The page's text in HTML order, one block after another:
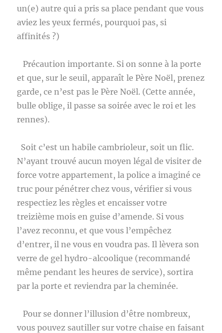
un(e) autre qui a pris sa place pendant que vous
aviez les yeux fermés, pourquoi pas, si
affinités ?)
Précaution importante. Si on sonne à la porte
et que, sur le seuil, apparaît le Père Noël, prenez
garde, ce n’est pas le Père Noël. (Cette année,
bulle oblige, il passe sa soirée avec le roi et les
rennes).
Soit c’est un habile cambrioleur, soit un flic.
N’ayant trouvé aucun moyen légal de visiter de
force votre appartement, la police a imaginé ce
truc pour pénétrer chez vous, vérifier si vous
respectiez les règles et encaisser votre
treizième mois en guise d’amende. Si vous
l’avez reconnu, et que vous l’empêchez
d’entrer, il ne vous en voudra pas. Il lèvera son
verre de gel hydro-alcoolique (recommandé
même pendant les heures de service), sortira
par la porte et reviendra par la cheminée.
Pour se donner l’illusion d’être nombreux,
vous pouvez sautiller sur votre chaise en faisant